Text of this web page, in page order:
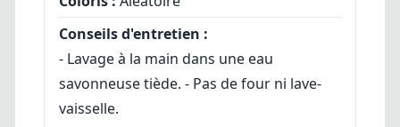
Conseils d'entretien :
- Lavage à la main dans une eau
savonneuse tiède. - Pas de four ni lave-
vaisselle.